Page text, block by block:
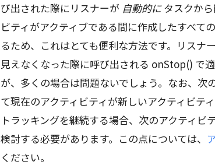
び出された際にリスナーが 自動的にタスクから
ビティがアクティブである間に作成したすべて
るため、これはとても便利な方法です。リスナ
見えなくなった際に呼び出される onStop() で
が、多くの場合は問題ないでしょう。なお、次
て現在のアクティビティが新しいアクティビテ
トラッキングを継続する場合、次のアクティビ
検討する必要があります。この点については、
ください。